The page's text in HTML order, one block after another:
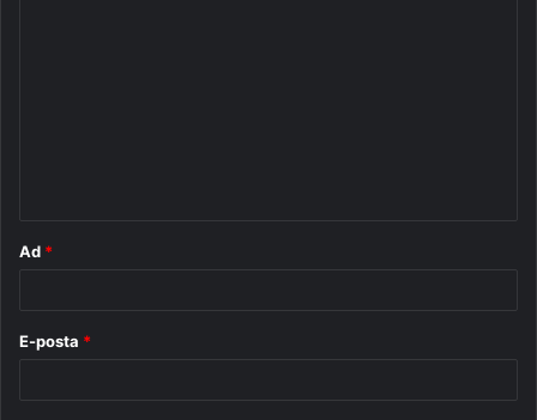
Ad *
E-posta *